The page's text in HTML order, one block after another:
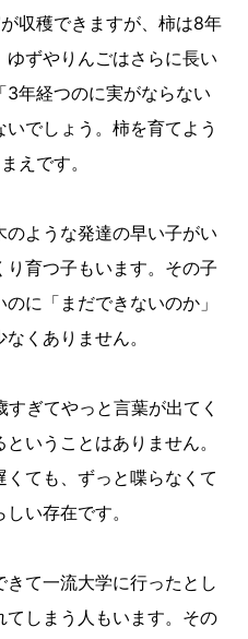
収穫できますが、柿は8年
ずやりんごはさらに長い
年経つのに実がならない
でしょう。柿を育てよう
えです。
ような発達の早い子がい
育つ子もいます。その子
に「まだできないのか」
くありません。
ぎてやっと言葉が出てく
いうことはありません。
ても、ずっと喋らなくて
い存在です。
て一流大学に行ったとし
しまう人もいます。その